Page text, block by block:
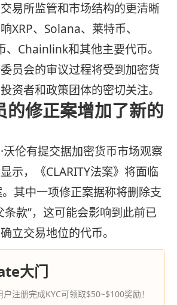
易所监管和市场结构的更清晰
XRP、Solana、莱特币、
Chainlink和其他主要代币。
员会的审议过程将受到加密货
资者和政策团体的密切关注。
的修正案增加了新的
沃伦有提交据加密货币市场观察
示，《CLARITY法案》将面临
其中一项修正案据称将删除支
条款”，这可能会影响到此前已
立交易地位的代币。
大门
户注册完成KYC可领取$50~$100奖励！